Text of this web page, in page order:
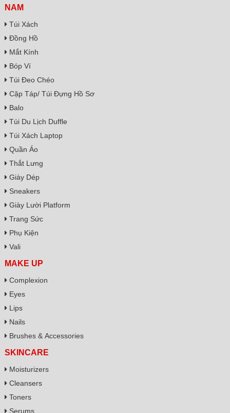
NAM
Túi Xách
Đồng Hồ
Mắt Kính
Bóp Ví
Túi Đeo Chéo
Cặp Táp/ Túi Đựng Hồ Sơ
Balo
Túi Du Lịch Duffle
Túi Xách Laptop
Quần Áo
Thắt Lưng
Giày Dép
Sneakers
Giày Lười Platform
Trang Sức
Phụ Kiện
Vali
MAKE UP
Complexion
Eyes
Lips
Nails
Brushes & Accessories
SKINCARE
Moisturizers
Cleansers
Toners
Serums